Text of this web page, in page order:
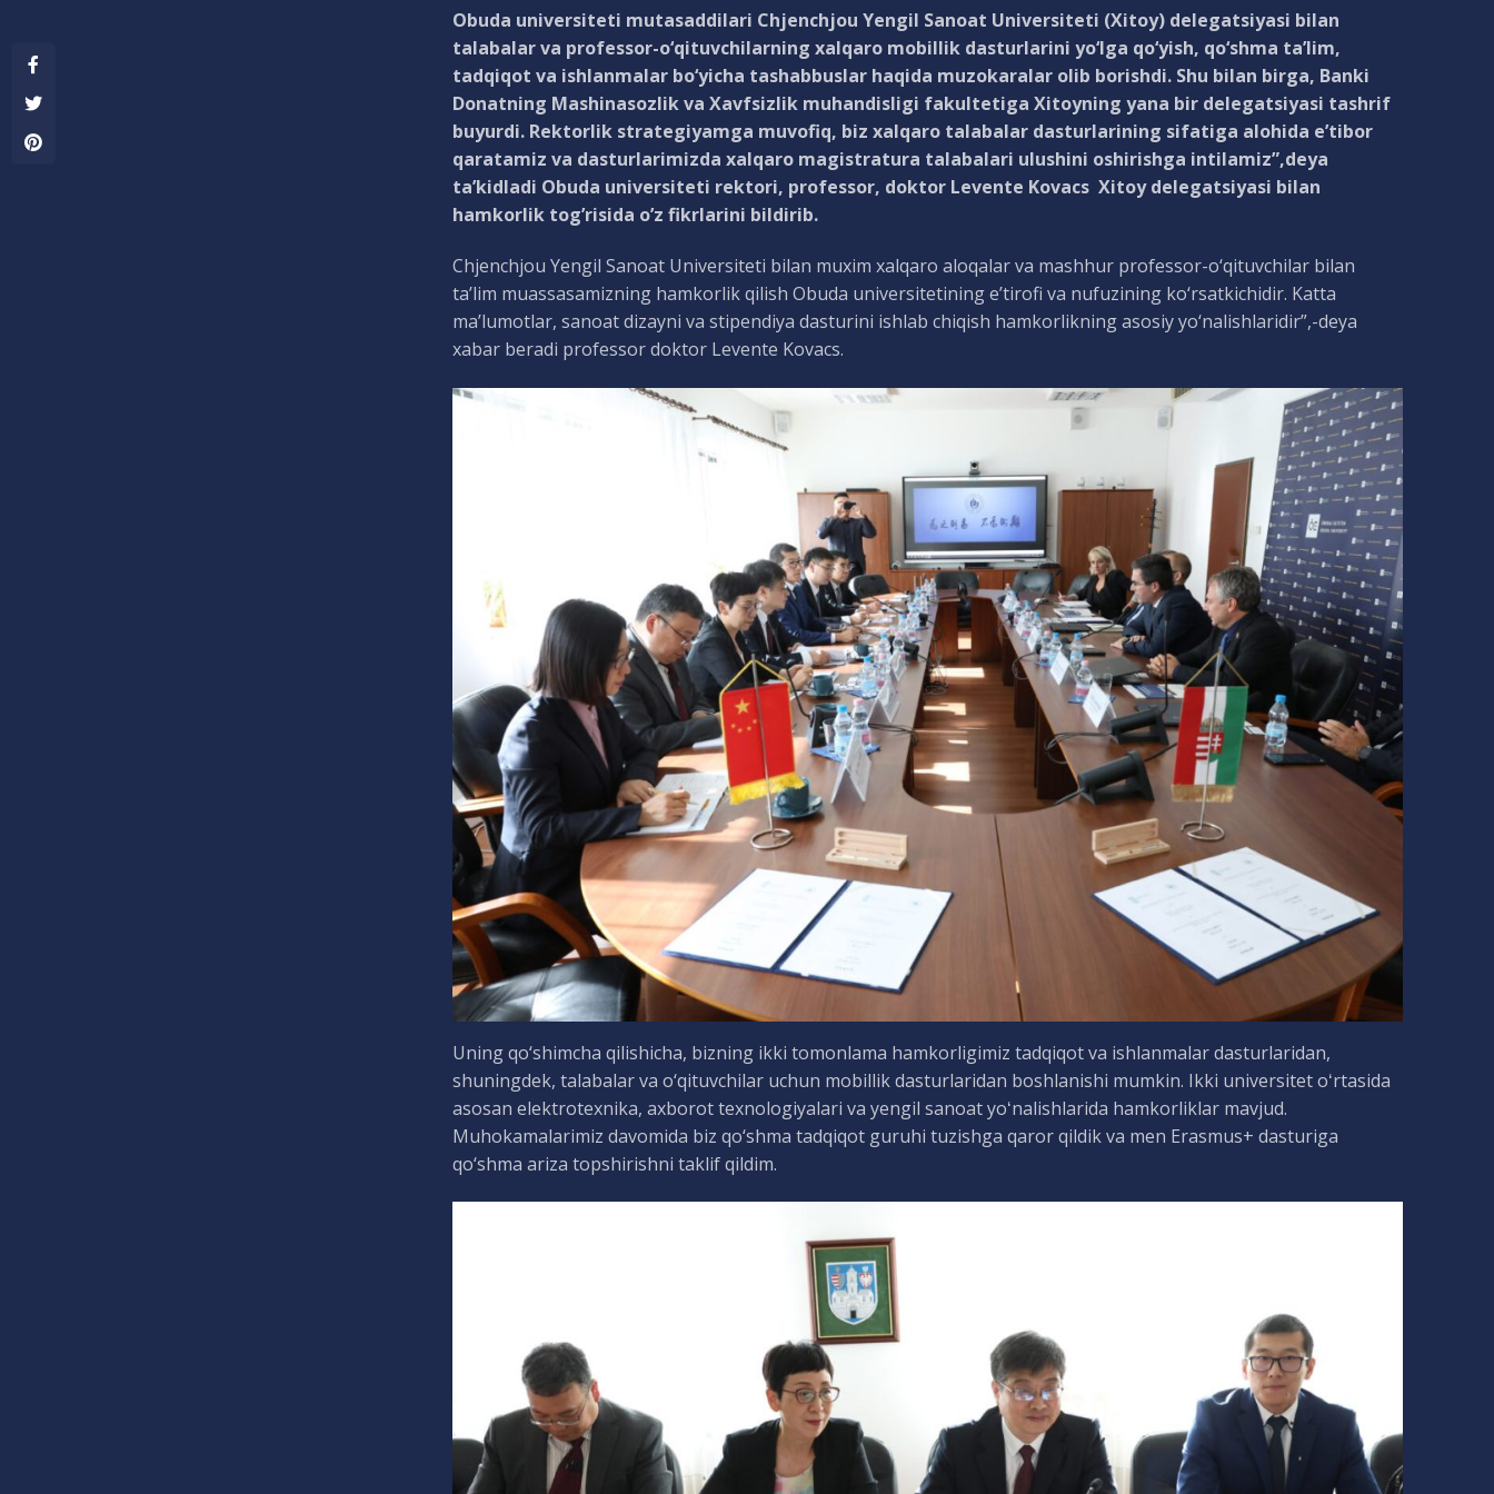
Obuda universiteti mutasaddilari Chjenchjou Yengil Sanoat Universiteti (Xitoy) delegatsiyasi bilan
talabalar va professor-o‘qituvchilarning xalqaro mobillik dasturlarini yo‘lga qo‘yish, qo‘shma ta’lim,
tadqiqot va ishlanmalar bo‘yicha tashabbuslar haqida muzokaralar olib borishdi. Shu bilan birga, Banki
Donatning Mashinasozlik va Xavfsizlik muhandisligi fakultetiga Xitoyning yana bir delegatsiyasi tashrif
buyurdi. Rektorlik strategiyamga muvofiq, biz xalqaro talabalar dasturlarining sifatiga alohida e’tibor
qaratamiz va dasturlarimizda xalqaro magistratura talabalari ulushini oshirishga intilamiz”,deya
ta’kidladi Obuda universiteti rektori, professor, doktor Levente Kovacs Xitoy delegatsiyasi bilan
hamkorlik tog’risida o’z fikrlarini bildirib.
Chjenchjou Yengil Sanoat Universiteti bilan muxim xalqaro aloqalar va mashhur professor-o‘qituvchilar bilan
ta’lim muassasamizning hamkorlik qilish Obuda universitetining e’tirofi va nufuzining ko‘rsatkichidir. Katta
ma’lumotlar, sanoat dizayni va stipendiya dasturini ishlab chiqish hamkorlikning asosiy yo‘nalishlaridir”,-deya
xabar beradi professor doktor Levente Kovacs.
Uning qo‘shimcha qilishicha, bizning ikki tomonlama hamkorligimiz tadqiqot va ishlanmalar dasturlaridan,
shuningdek, talabalar va o‘qituvchilar uchun mobillik dasturlaridan boshlanishi mumkin. Ikki universitet oʻrtasida
asosan elektrotexnika, axborot texnologiyalari va yengil sanoat yoʻnalishlarida hamkorliklar mavjud.
Muhokamalarimiz davomida biz qo‘shma tadqiqot guruhi tuzishga qaror qildik va men Erasmus+ dasturiga
qo‘shma ariza topshirishni taklif qildim.